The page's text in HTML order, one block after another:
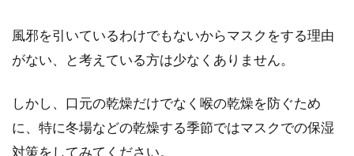
風邪を引いているわけでもないからマスクをする理由
がない、と考えている方は少なくありません。
しかし、口元の乾燥だけでなく喉の乾燥を防ぐため
に、特に冬場などの乾燥する季節ではマスクでの保湿
対策をしてみてください。